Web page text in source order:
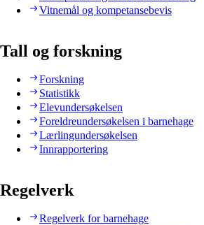
Vitnemål og kompetansebevis
Tall og forskning
Forskning
Statistikk
Elevundersøkelsen
Foreldreundersøkelsen i barnehage
Lærlingundersøkelsen
Innrapportering
Regelverk
Regelverk for barnehage